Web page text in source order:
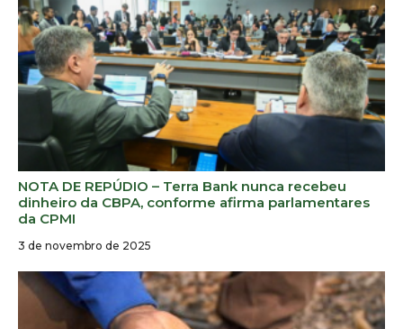
NOTA DE REPÚDIO – Terra Bank nunca recebeu
dinheiro da CBPA, conforme afirma parlamentares
da CPMI
3 de novembro de 2025